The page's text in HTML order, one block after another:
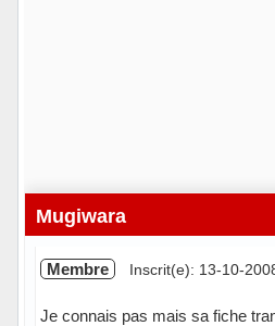
Mugiwara
Membre Inscrit(e): 13-10-
Je connais pas mais sa fiche